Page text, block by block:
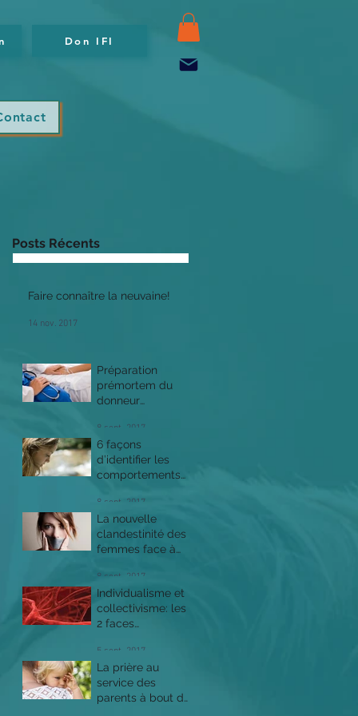
Don IFI
Posts Récents
Faire connaître la neuvaine!
14 nov. 2017
Préparation
prémortem du
donneur
dignité du patient
8 sept. 2017
6 façons
d’identifier les
comportements
qu’il ne soit trop
tard
8 sept. 2017
La nouvelle
clandestinité des
femmes face à
8 sept. 2017
Individualisme et
collectivisme: les
2 faces
la déstructuration
de la personne
5 sept. 2017
La prière au
service des
parents à bout de